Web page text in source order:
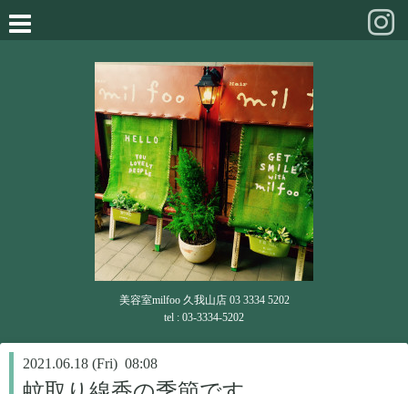
美容室milfoo 久我山店 03 3334 5202
tel : 03-3334-5202
2021.06.18 (Fri) 08:08